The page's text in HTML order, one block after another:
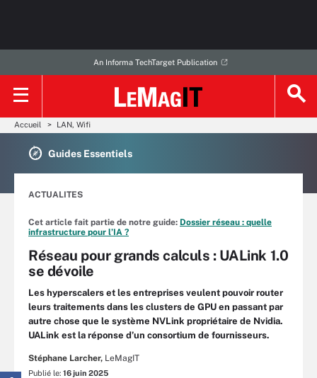
An Informa TechTarget Publication
Accueil LAN, Wifi
Guides Essentiels
ACTUALITES
Cet article fait partie de notre guide: Dossier réseau : quelle
infrastructure pour l’IA ?
Réseau pour grands calculs : UALink 1.0
se dévoile
Les hyperscalers et les entreprises veulent pouvoir router
leurs traitements dans les clusters de GPU en passant par
autre chose que le système NVLink propriétaire de Nvidia.
UALink est la réponse d’un consortium de fournisseurs.
Stéphane Larcher, LeMagIT
Publié le: 16 juin 2025